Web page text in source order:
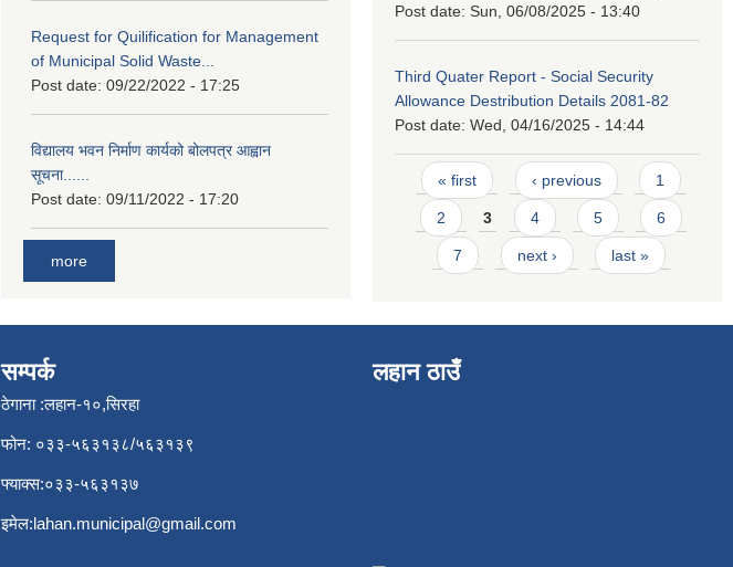
Request for Quilification for Management
of Municipal Solid Waste...
Post date: 09/22/2022 - 17:25
विद्यालय भवन निर्माण कार्यको बोलपत्र आह्वान
सूचना......
Post date: 09/11/2022 - 17:20
more
Post date: Sun, 06/08/2025 - 13:40
Third Quater Report - Social Security
Allowance Destribution Details 2081-82
Post date: Wed, 04/16/2025 - 14:44
Pages
« first ‹ previous 1
2 3 4 5 6
7 next › last »
सम्पर्क
ठेगाना :लहान-१०,सिरहा
फोन: ०३३-५६३१३८/५६३१३९
फ्याक्स:०३३-५६३१३७
इमेल:lahan.municipal@gmail.com
लहान ठाउँ